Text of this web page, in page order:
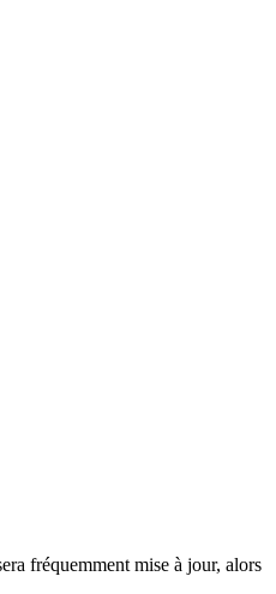
fréquemment mise à jour, alors